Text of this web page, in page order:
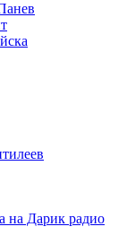
на Дарик радио